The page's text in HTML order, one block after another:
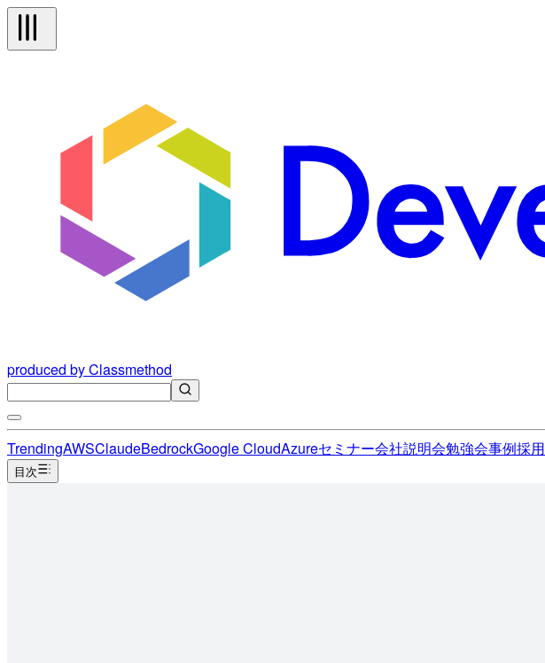
produced by Classmethod
TrendingAWSClaudeBedrockGoogle CloudAzureセミナー会社説明会勉強会事例採用
目次